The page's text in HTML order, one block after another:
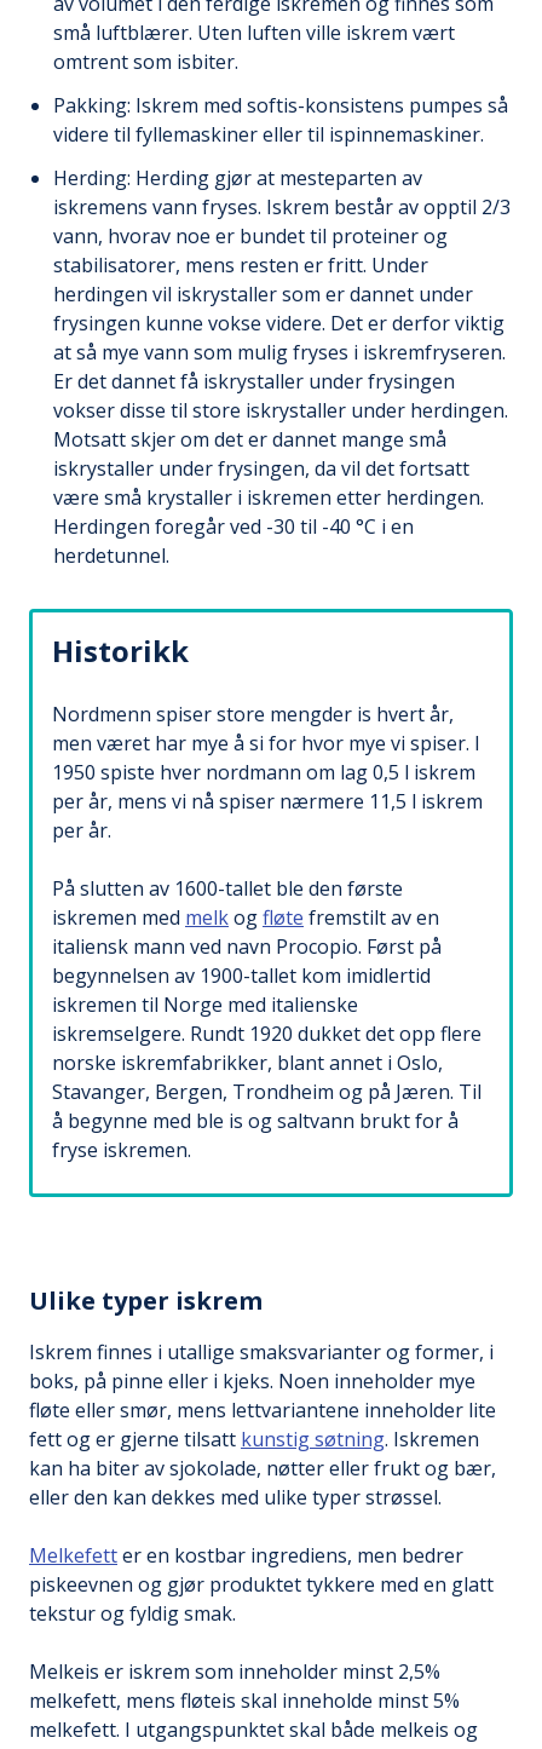
små luftblærer. Uten luften ville iskrem vært
omtrent som isbiter.
Pakking: Iskrem med softis-konsistens pumpes så
videre til fyllemaskiner eller til ispinnemaskiner.
Herding: Herding gjør at mesteparten av
iskremens vann fryses. Iskrem består av opptil 2/3
vann, hvorav noe er bundet til proteiner og
stabilisatorer, mens resten er fritt. Under
herdingen vil iskrystaller som er dannet under
frysingen kunne vokse videre. Det er derfor viktig
at så mye vann som mulig fryses i iskremfryseren.
Er det dannet få iskrystaller under frysingen
vokser disse til store iskrystaller under herdingen.
Motsatt skjer om det er dannet mange små
iskrystaller under frysingen, da vil det fortsatt
være små krystaller i iskremen etter herdingen.
Herdingen foregår ved -30 til -40 °C i en
herdetunnel.
Historikk
Nordmenn spiser store mengder is hvert år,
men været har mye å si for hvor mye vi spiser. I
1950 spiste hver nordmann om lag 0,5 l iskrem
per år, mens vi nå spiser nærmere 11,5 l iskrem
per år.
På slutten av 1600-tallet ble den første
iskremen med melkogfløte fremstilt av en
italiensk mann ved navn Procopio. Først på
begynnelsen av 1900-tallet kom imidlertid
iskremen til Norge med italienske
iskremselgere. Rundt 1920 dukket det opp flere
norske iskremfabrikker, blant annet i Oslo,
Stavanger, Bergen, Trondheim og på Jæren. Til
å begynne med ble is og saltvann brukt for å
fryse iskremen.
Ulike typer iskrem
Iskrem finnes i utallige smaksvarianter og former, i
boks, på pinne eller i kjeks. Noen inneholder mye
fløte eller smør, mens lettvariantene inneholder lite
fett og er gjerne tilsatt kunstig søtning. Iskremen
kan ha biter av sjokolade, nøtter eller frukt og bær,
eller den kan dekkes med ulike typer strøssel.
Melkefetter en kostbar ingrediens, men bedrer
piskeevnen og gjør produktet tykkere med en glatt
tekstur og fyldig smak.
Melkeis er iskrem som inneholder minst 2,5%
melkefett, mens fløteis skal inneholde minst 5%
melkefett. I utgangspunktet skal både melkeis og